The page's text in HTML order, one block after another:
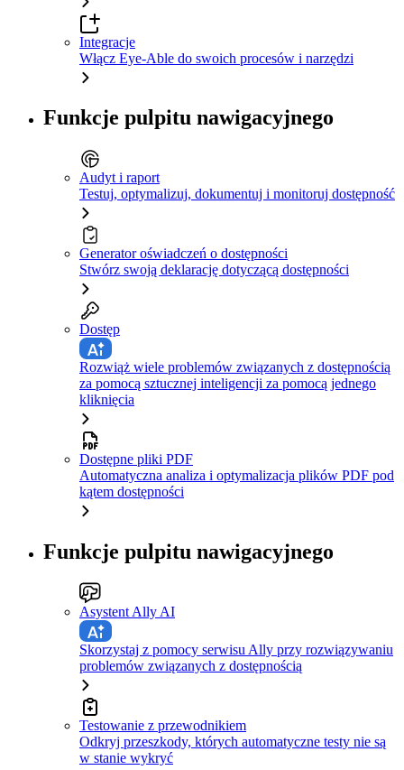
Integracje
Włącz Eye-Able do swoich procesów i narzędzi
Funkcje pulpitu nawigacyjnego
Audyt i raport
Testuj, optymalizuj, dokumentuj i monitoruj dostępność
Generator oświadczeń o dostępności
Stwórz swoją deklarację dotyczącą dostępności
Dostęp
Rozwiąż wiele problemów związanych z dostępnością
za pomocą sztucznej inteligencji za pomocą jednego
kliknięcia
Dostępne pliki PDF
Automatyczna analiza i optymalizacja plików PDF pod
kątem dostępności
Funkcje pulpitu nawigacyjnego
Asystent Ally AI
Skorzystaj z pomocy serwisu Ally przy rozwiązywaniu
problemów związanych z dostępnością
Testowanie z przewodnikiem
Odkryj przeszkody, których automatyczne testy nie są
w stanie wykryć